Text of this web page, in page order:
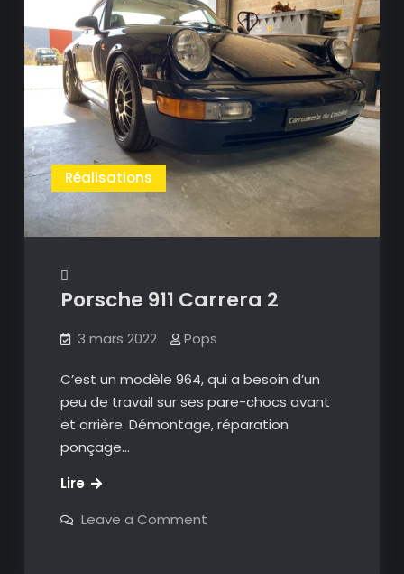
Réalisations
Porsche 911 Carrera 2
3 mars 2022 Pops
C’est un modèle 964, qui a besoin d’un
peu de travail sur ses pare-chocs avant
et arrière. Démontage, réparation
ponçage…
LirePorsche
Carrera
Leave a Commenton